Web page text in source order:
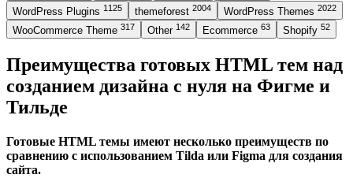
WordPress Plugins 1125 themeforest 2004 WordPress Themes 2022
WooCommerce Theme 317 Other 142 Ecommerce 63 Shopify 52
Преимущества готовых HTML тем над
созданием дизайна с нуля на Фигме и
Тильде
Готовые HTML темы имеют несколько преимуществ по
сравнению с использованием Tilda или Figma для создания
сайта.